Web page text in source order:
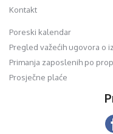
Kontakt
Poreski kalendar
Pregled važećih ugovora o
Primanja zaposlenih po
Prosječne plaće